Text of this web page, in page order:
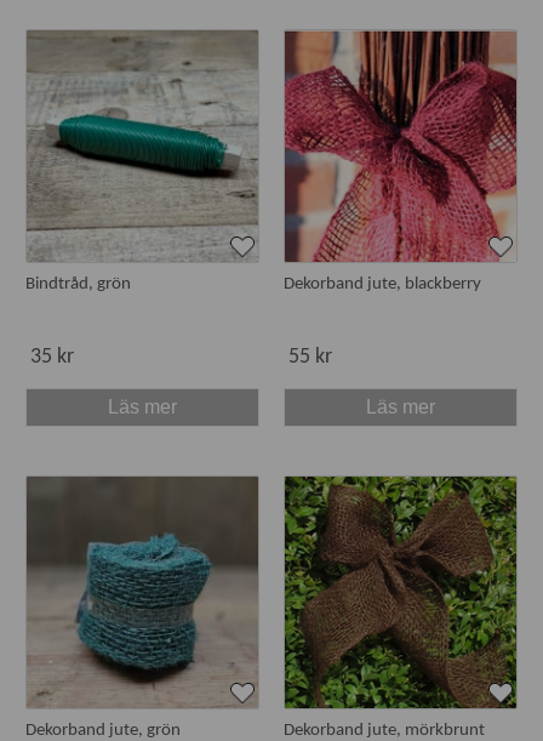
Bindtråd, grön
35 kr
Läs mer
Dekorband jute, blackberry
55 kr
Läs mer
Dekorband jute, grön Dekorband jute, mörkbrunt